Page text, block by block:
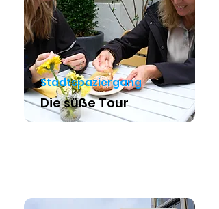
Stadtspaziergang
Die süße Tour